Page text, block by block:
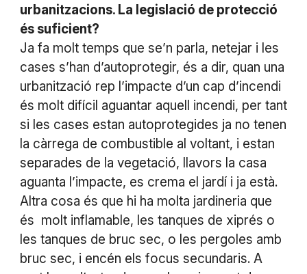
urbanitzacions. La legislació de protecció
és suficient?
Ja fa molt temps que se’n parla, netejar i les
cases s’han d’autoprotegir, és a dir, quan una
urbanització rep l’impacte d’un cap d’incendi
és molt difícil aguantar aquell incendi, per tant
si les cases estan autoprotegides ja no tenen
la càrrega de combustible al voltant, i estan
separades de la vegetació, llavors la casa
aguanta l’impacte, es crema el jardí i ja està.
Altra cosa és que hi ha molta jardineria que
és molt inflamable, les tanques de xiprés o
les tanques de bruc sec, o les pergoles amb
bruc sec, i encén els focus secundaris. A